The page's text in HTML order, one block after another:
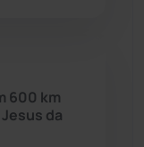
600 km
da